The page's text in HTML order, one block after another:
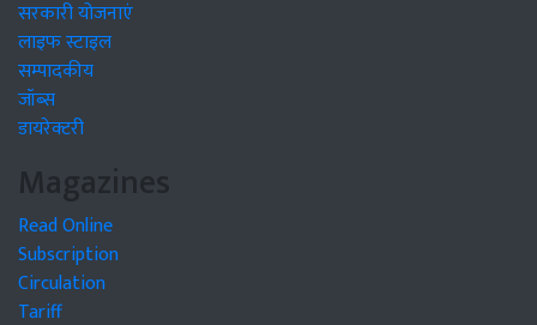
सरकारी योजनाएं
लाइफ स्टाइल
सम्पादकीय
जॉब्स
डायरेक्टरी
Magazines
Read Online
Subscription
Circulation
Tariff